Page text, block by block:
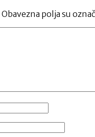
Obavezna polja su